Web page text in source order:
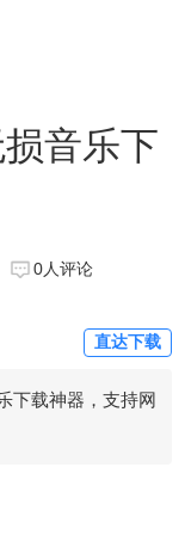
音乐下
0人评论
直达下载
下载神器，支持网